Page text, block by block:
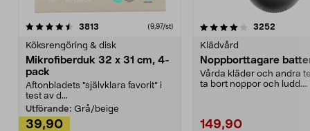
3813 (9,97/st)
Köksrengöring & disk
Mikrofiberduk 32 x 31 cm, 4-
pack
Aftonbladets "självklara favorit” i
test av d...
Utförande: Grå/beige
39,90
4.0av 5 stjärnor 3252
Klädvård
Noppborttagare
Vårda kläder och andra
ta bort noppor och ludd.
149,90
4.5av 5 stjärnor